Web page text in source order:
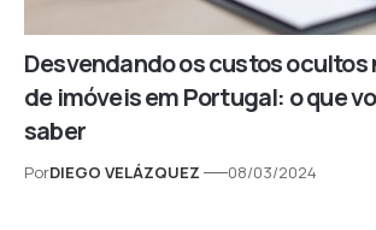
Desvendando os custos ocultos
de imóveis em Portugal: o que
saber
PorDIEGO VELÁZQUEZ 08/03/2024